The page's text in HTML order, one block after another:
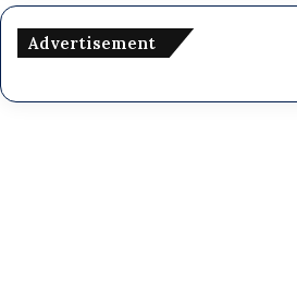
Advertisement